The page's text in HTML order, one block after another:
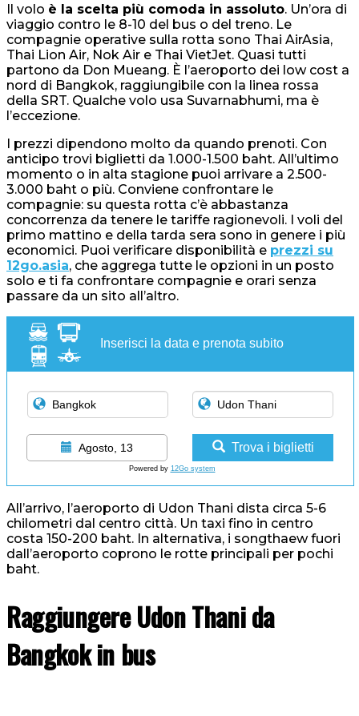
Il volo è la scelta più comoda in assoluto. Un’ora di
viaggio contro le 8-10 del bus o del treno. Le
compagnie operative sulla rotta sono Thai AirAsia,
Thai Lion Air, Nok Air e Thai VietJet. Quasi tutti
partono da Don Mueang. È l’aeroporto dei low cost a
nord di Bangkok, raggiungibile con la linea rossa
della SRT. Qualche volo usa Suvarnabhumi, ma è
l’eccezione.
I prezzi dipendono molto da quando prenoti. Con
anticipo trovi biglietti da 1.000-1.500 baht. All’ultimo
momento o in alta stagione puoi arrivare a 2.500-
3.000 baht o più. Conviene confrontare le
compagnie: su questa rotta c’è abbastanza
concorrenza da tenere le tariffe ragionevoli. I voli del
primo mattino e della tarda sera sono in genere i più
economici. Puoi verificare disponibilità e prezzi su
12go.asia, che aggrega tutte le opzioni in un posto
solo e ti fa confrontare compagnie e orari senza
passare da un sito all’altro.
Inserisci la data e prenota subito
Agosto, 13 Trova i biglietti
Powered by 12Go system
All’arrivo, l’aeroporto di Udon Thani dista circa 5-6
chilometri dal centro città. Un taxi fino in centro
costa 150-200 baht. In alternativa, i songthaew fuori
dall’aeroporto coprono le rotte principali per pochi
baht.
Raggiungere Udon Thani da
Bangkok in bus